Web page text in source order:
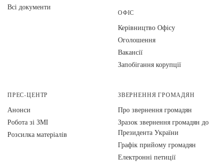
Всі документи
ОФІС
Керівництво Офісу
Оголошення
Вакансії
Запобігання корупції
ПРЕС-ЦЕНТР
Анонси
Робота зі ЗМІ
Розсилка матеріалів
ЗВЕРНЕННЯ ГРОМАДЯН
Про звернення громадян
Зразок звернення громадян до
Президента України
Графік прийому громадян
Електронні петиції